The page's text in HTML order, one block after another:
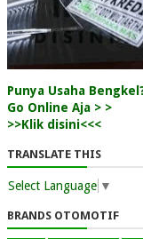
Punya Usaha
Go Online Aja > >
>>Klik disini<<<
TRANSLATE THIS
Select Language ▼
BRANDS OTOMOTIF